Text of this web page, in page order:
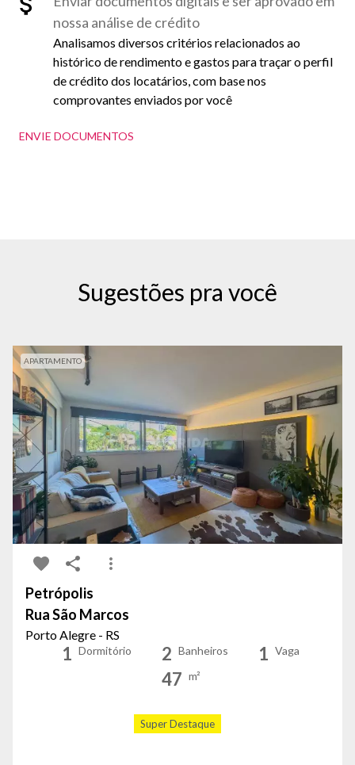
nossa análise de crédito
Analisamos diversos critérios relacionados ao
histórico de rendimento e gastos para traçar o perfil
de crédito dos locatários, com base nos
comprovantes enviados por você
ENVIE DOCUMENTOS
Sugestões pra você
APARTAMENTO
Petrópolis
Rua São Marcos
Porto Alegre - RS
1 Dormitório 2 Banheiros 1 Vaga
47 m²
Super Destaque